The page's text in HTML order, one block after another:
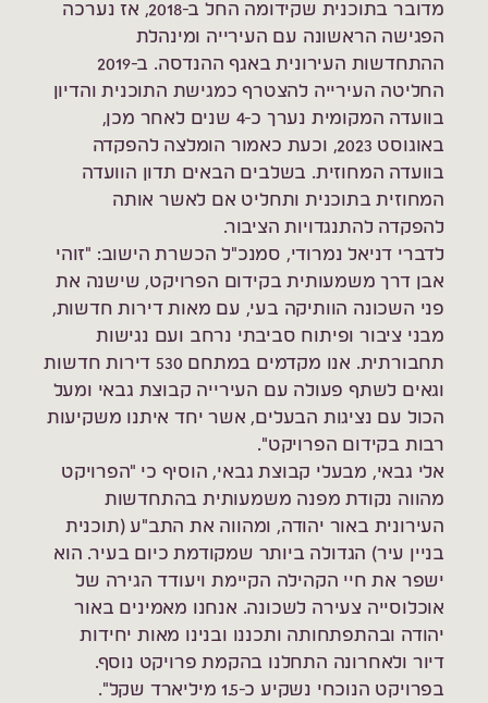
מדובר בתוכנית שקידומה החל ב-2018, אז נערכה
הפגישה הראשונה עם העירייה ומינהלת
ההתחדשות העירונית באגף ההנדסה. ב-2019
החליטה העירייה להצטרף כמגישת התוכנית והדיון
בוועדה המקומית נערך כ-4 שנים לאחר מכן,
באוגוסט 2023, וכעת כאמור הומלצה להפקדה
בוועדה המחוזית. בשלבים הבאים תדון הוועדה
המחוזית בתוכנית ותחליט אם לאשר אותה
להפקדה להתנגדויות הציבור.
לדברי דניאל נמרודי, סמנכ"ל הכשרת הישוב: "זוהי
אבן דרך משמעותית בקידום הפרויקט, שישנה את
פני השכונה הוותיקה בעי, עם מאות דירות חדשות,
מבני ציבור ופיתוח סביבתי נרחב ועם נגישות
תחבורתית. אנו מקדמים במתחם 530 דירות חדשות
וגאים לשתף פעולה עם העירייה קבוצת גבאי ומעל
הכול עם נציגות הבעלים, אשר יחד איתנו משקיעות
רבות בקידום הפרויקט".
אלי גבאי, מבעלי קבוצת גבאי, הוסיף כי "הפרויקט
מהווה נקודת מפנה משמעותית בהתחדשות
העירונית באור יהודה, ומהווה את התב"ע (תוכנית
בניין עיר) הגדולה ביותר שמקודמת כיום בעיר. הוא
ישפר את חיי הקהילה הקיימת ויעודד הגירה של
אוכלוסייה צעירה לשכונה. אנחנו מאמינים באור
יהודה ובהתפתחותה ותכננו ובנינו מאות יחידות
דיור ולאחרונה התחלנו בהקמת פרויקט נוסף.
בפרויקט הנוכחי נשקיע כ-1.5 מיליארד שקל".